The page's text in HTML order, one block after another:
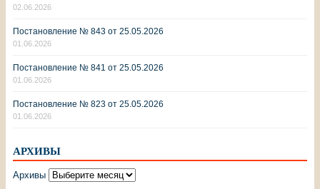
02.06.2026
Постановление № 843 от 25.05.2026
01.06.2026
Постановление № 841 от 25.05.2026
01.06.2026
Постановление № 823 от 25.05.2026
01.06.2026
АРХИВЫ
Архивы